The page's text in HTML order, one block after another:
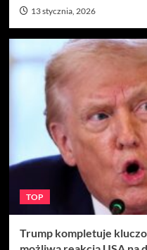
13 stycznia, 2026
TOP
Trump kompletuje